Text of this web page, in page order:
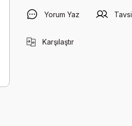
Yorum Yaz
Karşılaştır